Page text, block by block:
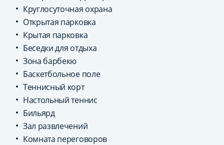
Круглосуточная охрана
Открытая парковка
Крытая парковка
Беседки для отдыха
Зона барбекю
Баскетбольное поле
Теннисный корт
Настольный теннис
Бильярд
Зал развлечений
Комната переговоров